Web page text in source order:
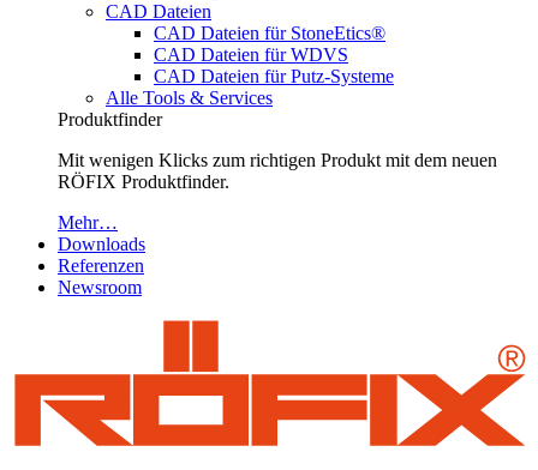
CAD Dateien
CAD Dateien für StoneEtics®
CAD Dateien für WDVS
CAD Dateien für Putz-Systeme
Alle Tools & Services
Produktfinder
Mit wenigen Klicks zum richtigen Produkt mit dem neuen
RÖFIX Produktfinder.
Mehr…
Downloads
Referenzen
Newsroom